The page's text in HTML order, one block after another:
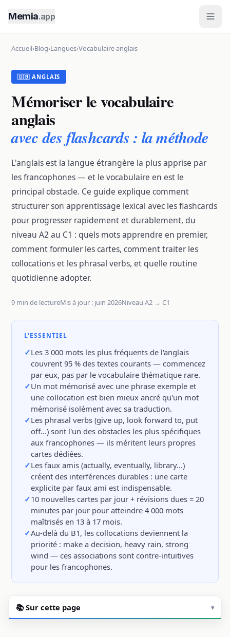
Memia.app
Accueil›Blog›Langues›Vocabulaire anglais
🇬🇧 ANGLAIS
Mémoriser le vocabulaire
anglais
avec des flashcards : la méthode
L'anglais est la langue étrangère la plus apprise par
les francophones — et le vocabulaire en est le
principal obstacle. Ce guide explique comment
structurer son apprentissage lexical avec les flashcards
pour progresser rapidement et durablement, du
niveau A2 au C1 : quels mots apprendre en premier,
comment formuler les cartes, comment traiter les
collocations et les phrasal verbs, et quelle routine
quotidienne adopter.
9 min de lectureMis à jour : juin 2026Niveau A2 → C1
L'ESSENTIEL
Les 3 000 mots les plus fréquents de l'anglais
couvrent 95 % des textes courants — commencez
par eux, pas par le vocabulaire thématique rare.
Un mot mémorisé avec une phrase exemple et
une collocation est bien mieux ancré qu'un mot
mémorisé isolément avec sa traduction.
Les phrasal verbs (give up, look forward to, put
off...) sont l'un des obstacles les plus spécifiques
aux francophones — ils méritent leurs propres
cartes dédiées.
Les faux amis (actually, eventually, library...)
créent des interférences durables : une carte
explicite par faux ami est indispensable.
10 nouvelles cartes par jour + révisions dues = 20
minutes par jour pour atteindre 4 000 mots
maîtrisés en 13 à 17 mois.
Au-delà du B1, les collocations deviennent la
priorité : make a decision, heavy rain, strong
wind — ces associations sont contre-intuitives
pour les francophones.
📚 Sur cette page ▾